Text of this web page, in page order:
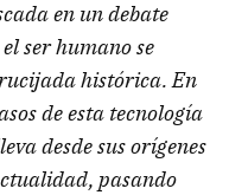
en un debate
ser humano se
histórica. En
de esta tecnología
desde sus orígenes
pasando